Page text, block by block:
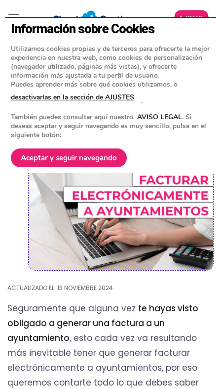
▶ DEMO
BLOG»CONSEJOS Y HERRAMIENTAS PARA EMPRESAS
Facturar electrónicamente a
ayuntamientos: Guía completa
para empresas
POSTED ON23 SEPTIEMBRE 2024
ACTUALIZADO EL: 13 NOVIEMBRE 2024
Seguramente que alguna vez te hayas visto
obligado a generar una factura a un
ayuntamiento, esto cada vez va resultando
más inevitable tener que generar facturar
electrónicamente a ayuntamientos, por eso
queremos contarte todo lo que debes saber
Información sobre Cookies
Utilizamos cookies propias y de terceros para ofrecerte la mejor
experiencia en nuestra web, como cookies de personalización
(navegador utilizado, páginas más vistas), y ofrecerte
información más ajustada a tu perfil de usuario.
Puedes aprender más sobre qué cookies utilizamos, o
desactivarlas en la sección de AJUSTES
.
También puedes consultar aquí nuestro AVISO LEGAL. Si
deseas aceptar y seguir navegando es muy sencillo, pulsa en el
siguiente botón:
Aceptar y seguir navegando